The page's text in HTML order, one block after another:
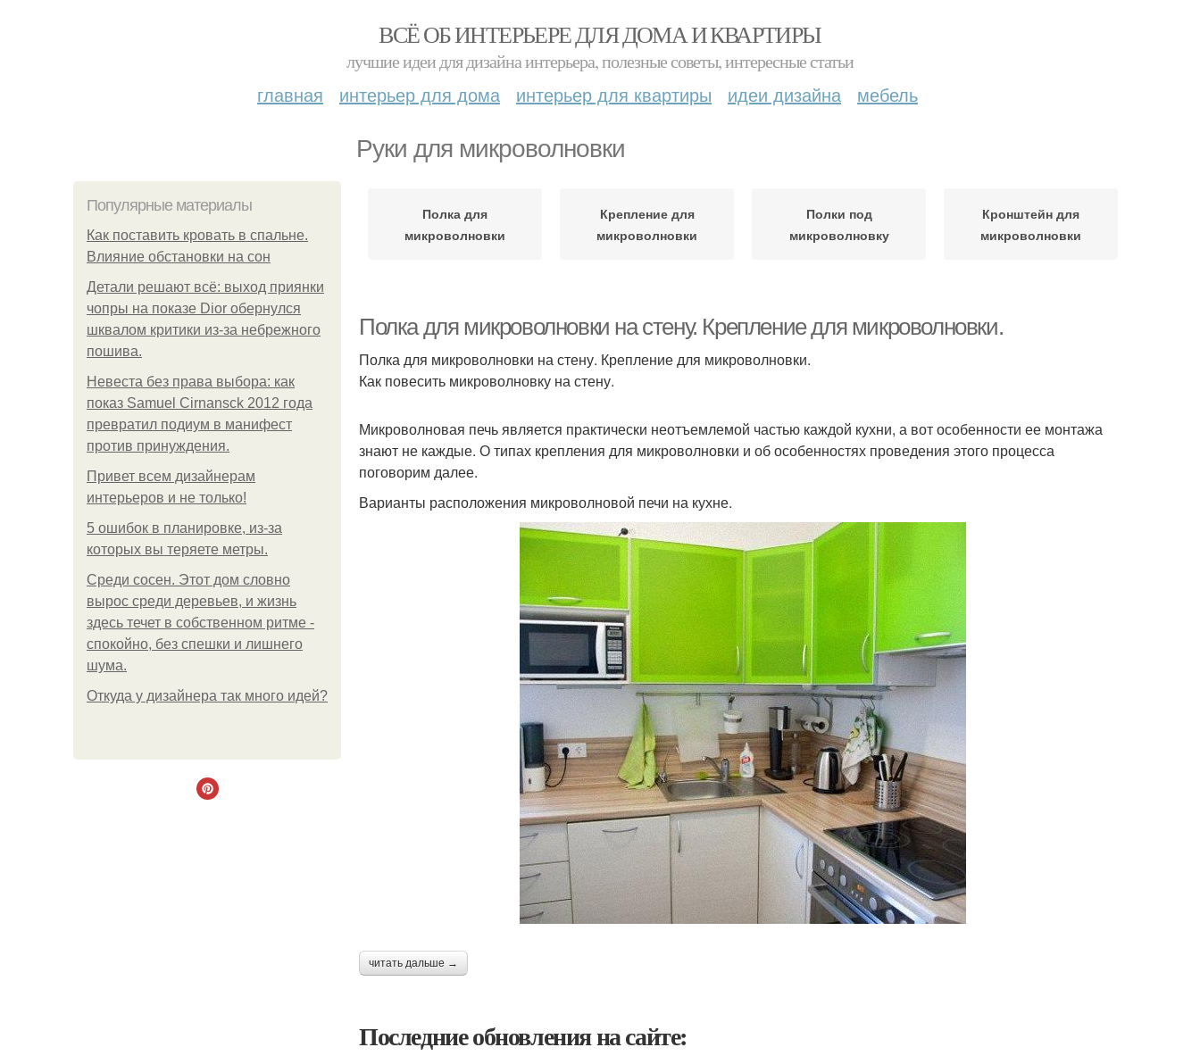
ВСЁ ОБ ИНТЕРЬЕРЕ ДЛЯ ДОМА И КВАРТИРЫ
лучшие идеи для дизайна интерьера, полезные советы, интересные статьи
главная интерьер для дома интерьер для квартиры идеи дизайна мебель
Руки для микроволновки
Популярные материалы
Как поставить кровать в спальне.
Влияние обстановки на сон
Детали решают всё: выход приянки
чопры на показе Dior обернулся
шквалом критики из-за небрежного
пошива.
Невеста без права выбора: как
показ Samuel Cirnansck 2012 года
превратил подиум в манифест
против принуждения.
Привет всем дизайнерам
интерьеров и не только!
5 ошибок в планировке, из-за
которых вы теряете метры.
Среди сосен. Этот дом словно
вырос среди деревьев, и жизнь
здесь течет в собственном ритме -
спокойно, без спешки и лишнего
шума.
Откуда у дизайнера так много идей?
Полка для
микроволновки
Крепление для
микроволновки
Полки под
микроволновку
Кронштейн для
микроволновки
Полка для микроволновки на стену. Крепление для микроволновки.
Полка для микроволновки на стену. Крепление для микроволновки.
Как повесить микроволновку на стену.
Микроволновая печь является практически неотъемлемой частью каждой кухни, а вот особенности ее монтажа
знают не каждые. О типах крепления для микроволновки и об особенностях проведения этого процесса
поговорим далее.
Варианты расположения микроволновой печи на кухне.
читать дальше →
Последние обновления на сайте: